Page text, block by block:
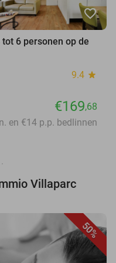
favorite_border
6 personen op de
9.4 star
€169,68
en €14 p.p. bedlinnen
Villaparc
50%